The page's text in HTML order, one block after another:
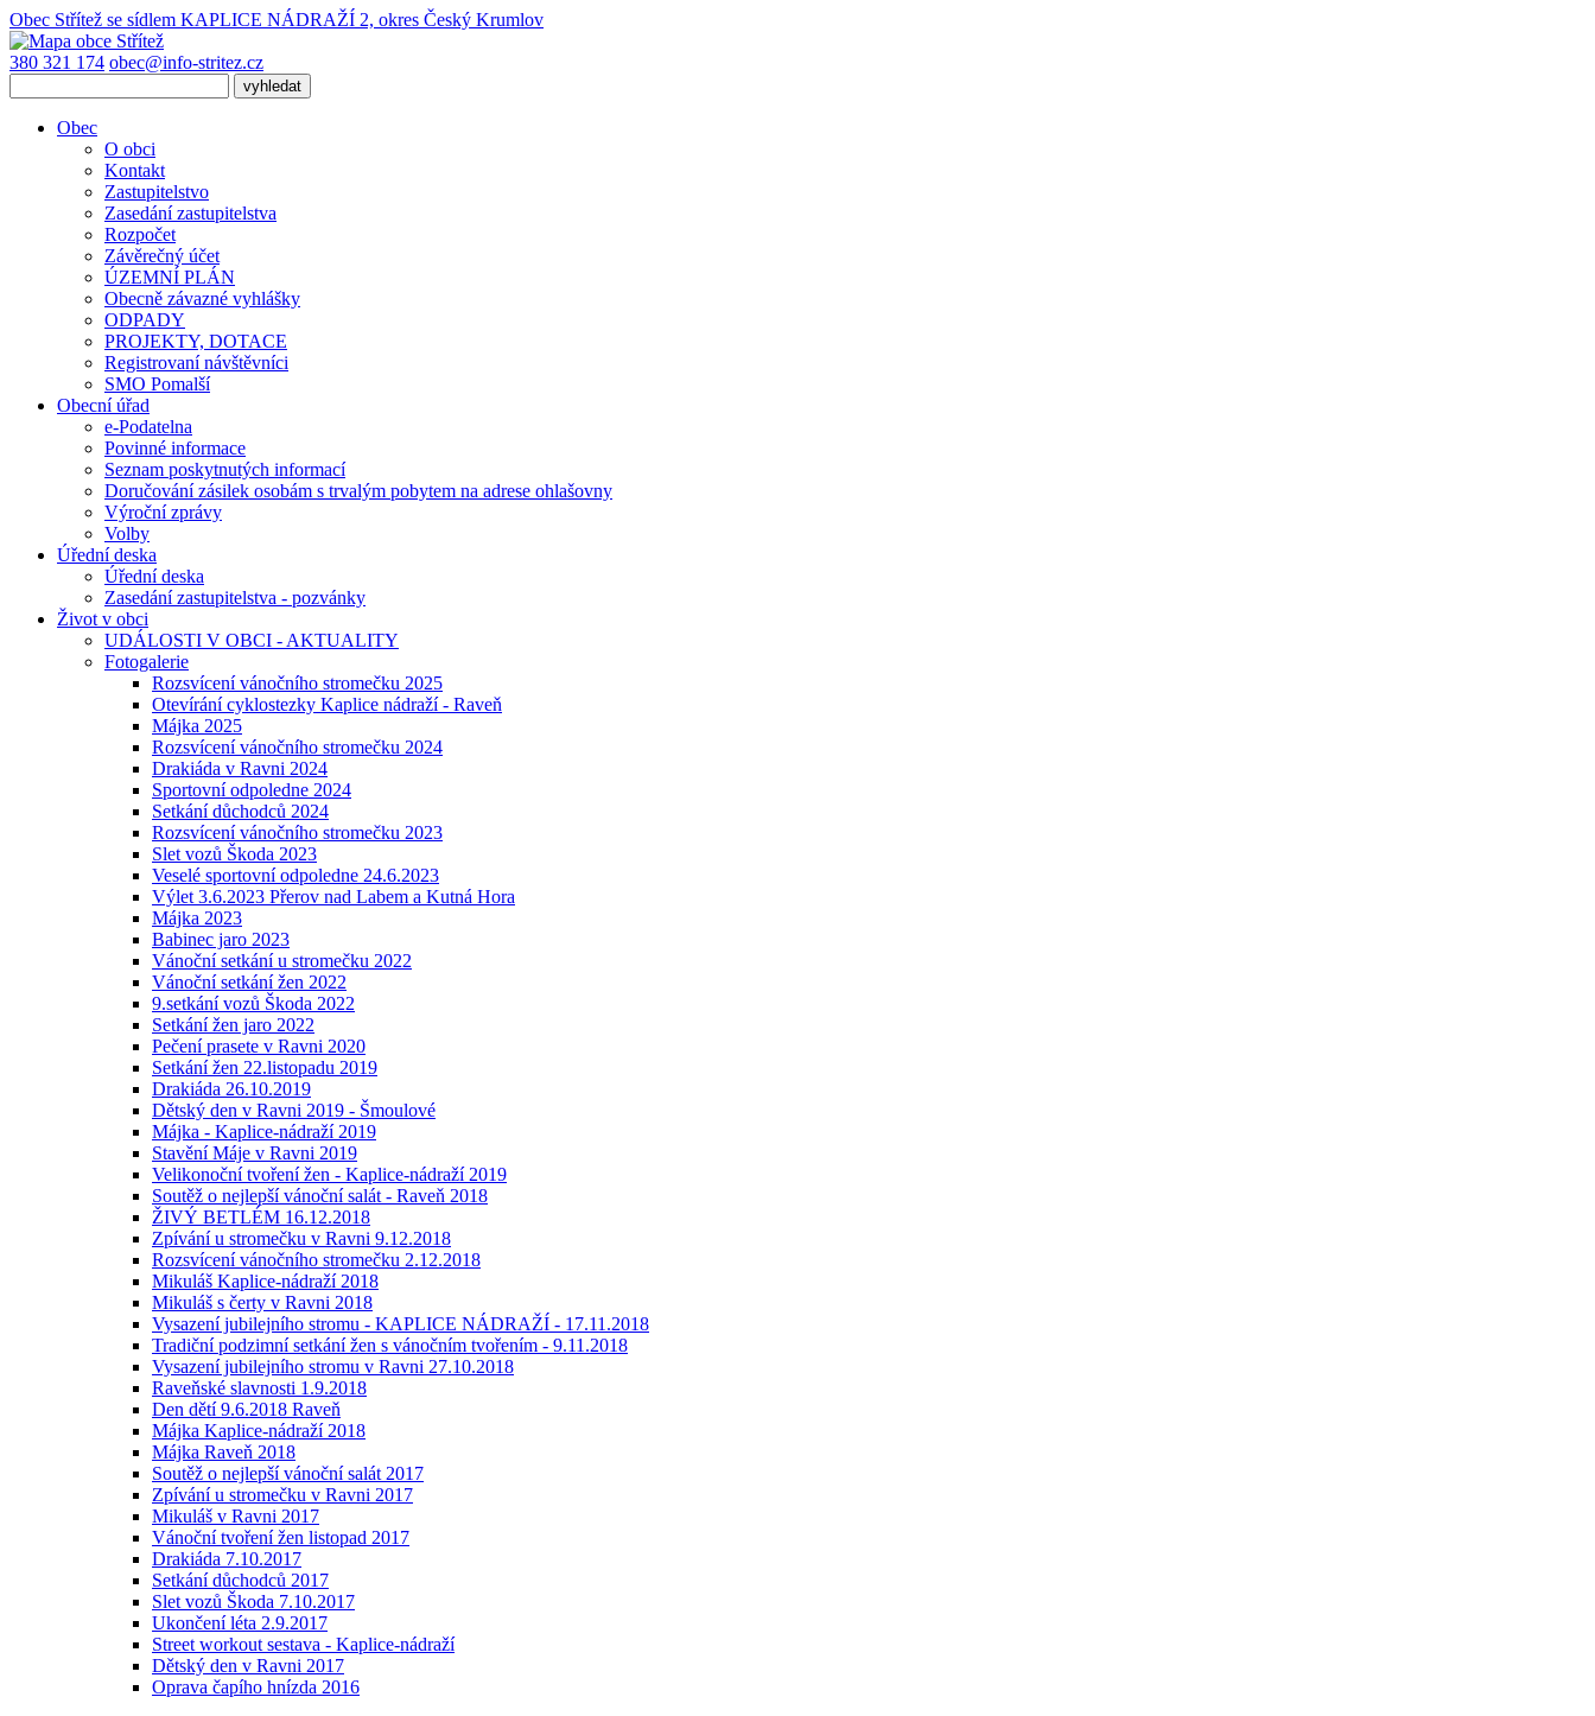
Obec Střítež se sídlem KAPLICE NÁDRAŽÍ 2, okres Český Krumlov
380 321 174 obec@info-stritez.cz
Obec
O obci
Kontakt
Zastupitelstvo
Zasedání zastupitelstva
Rozpočet
Závěrečný účet
ÚZEMNÍ PLÁN
Obecně závazné vyhlášky
ODPADY
PROJEKTY, DOTACE
Registrovaní návštěvníci
SMO Pomalší
Obecní úřad
e-Podatelna
Povinné informace
Seznam poskytnutých informací
Doručování zásilek osobám s trvalým pobytem na adrese ohlašovny
Výroční zprávy
Volby
Úřední deska
Úřední deska
Zasedání zastupitelstva - pozvánky
Život v obci
UDÁLOSTI V OBCI - AKTUALITY
Fotogalerie
Rozsvícení vánočního stromečku 2025
Otevírání cyklostezky Kaplice nádraží - Raveň
Májka 2025
Rozsvícení vánočního stromečku 2024
Drakiáda v Ravni 2024
Sportovní odpoledne 2024
Setkání důchodců 2024
Rozsvícení vánočního stromečku 2023
Slet vozů Škoda 2023
Veselé sportovní odpoledne 24.6.2023
Výlet 3.6.2023 Přerov nad Labem a Kutná Hora
Májka 2023
Babinec jaro 2023
Vánoční setkání u stromečku 2022
Vánoční setkání žen 2022
9.setkání vozů Škoda 2022
Setkání žen jaro 2022
Pečení prasete v Ravni 2020
Setkání žen 22.listopadu 2019
Drakiáda 26.10.2019
Dětský den v Ravni 2019 - Šmoulové
Májka - Kaplice-nádraží 2019
Stavění Máje v Ravni 2019
Velikonoční tvoření žen - Kaplice-nádraží 2019
Soutěž o nejlepší vánoční salát - Raveň 2018
ŽIVÝ BETLÉM 16.12.2018
Zpívání u stromečku v Ravni 9.12.2018
Rozsvícení vánočního stromečku 2.12.2018
Mikuláš Kaplice-nádraží 2018
Mikuláš s čerty v Ravni 2018
Vysazení jubilejního stromu - KAPLICE NÁDRAŽÍ - 17.11.2018
Tradiční podzimní setkání žen s vánočním tvořením - 9.11.2018
Vysazení jubilejního stromu v Ravni 27.10.2018
Raveňské slavnosti 1.9.2018
Den dětí 9.6.2018 Raveň
Májka Kaplice-nádraží 2018
Májka Raveň 2018
Soutěž o nejlepší vánoční salát 2017
Zpívání u stromečku v Ravni 2017
Mikuláš v Ravni 2017
Vánoční tvoření žen listopad 2017
Drakiáda 7.10.2017
Setkání důchodců 2017
Slet vozů Škoda 7.10.2017
Ukončení léta 2.9.2017
Street workout sestava - Kaplice-nádraží
Dětský den v Ravni 2017
Oprava čapího hnízda 2016